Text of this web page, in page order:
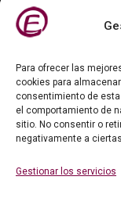
Para ofrecer las
cookies para
consentimiento de
el comportamiento de
sitio. No consentir o
negativamente a
Gestionar los servicios
Información
Faqs